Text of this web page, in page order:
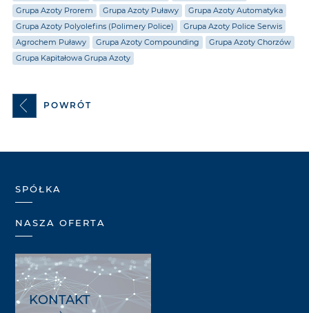
Grupa Azoty Prorem
Grupa Azoty Puławy
Grupa Azoty Automatyka
Grupa Azoty Polyolefins (Polimery Police)
Grupa Azoty Police Serwis
Agrochem Puławy
Grupa Azoty Compounding
Grupa Azoty Chorzów
Grupa Kapitałowa Grupa Azoty
POWRÓT
SPÓŁKA
NASZA OFERTA
KONTAKT